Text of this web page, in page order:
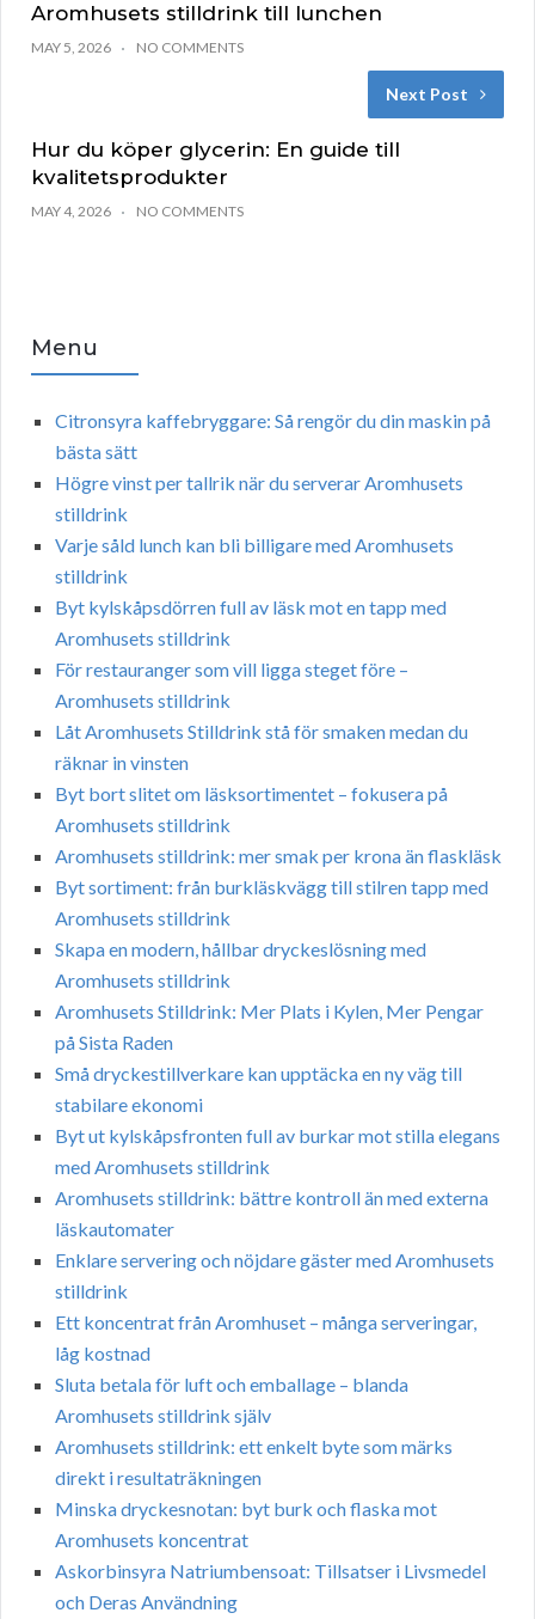
Aromhusets stilldrink till lunchen
MAY 5, 2026 NO COMMENTS
Next Post
Hur du köper glycerin: En guide till
kvalitetsprodukter
MAY 4, 2026 NO COMMENTS
Menu
Citronsyra kaffebryggare: Så rengör du din maskin på
bästa sätt
Högre vinst per tallrik när du serverar Aromhusets
stilldrink
Varje såld lunch kan bli billigare med Aromhusets
stilldrink
Byt kylskåpsdörren full av läsk mot en tapp med
Aromhusets stilldrink
För restauranger som vill ligga steget före –
Aromhusets stilldrink
Låt Aromhusets Stilldrink stå för smaken medan du
räknar in vinsten
Byt bort slitet om läsksortimentet – fokusera på
Aromhusets stilldrink
Aromhusets stilldrink: mer smak per krona än flaskläsk
Byt sortiment: från burkläskvägg till stilren tapp med
Aromhusets stilldrink
Skapa en modern, hållbar dryckeslösning med
Aromhusets stilldrink
Aromhusets Stilldrink: Mer Plats i Kylen, Mer Pengar
på Sista Raden
Små dryckestillverkare kan upptäcka en ny väg till
stabilare ekonomi
Byt ut kylskåpsfronten full av burkar mot stilla elegans
med Aromhusets stilldrink
Aromhusets stilldrink: bättre kontroll än med externa
läskautomater
Enklare servering och nöjdare gäster med Aromhusets
stilldrink
Ett koncentrat från Aromhuset – många serveringar,
låg kostnad
Sluta betala för luft och emballage – blanda
Aromhusets stilldrink själv
Aromhusets stilldrink: ett enkelt byte som märks
direkt i resultaträkningen
Minska dryckesnotan: byt burk och flaska mot
Aromhusets koncentrat
Askorbinsyra Natriumbensoat: Tillsatser i Livsmedel
och Deras Användning